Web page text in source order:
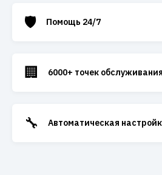
🛡️ Помощь 24/7
🏢 6000+ точек обслуживания
🔧 Автоматическая